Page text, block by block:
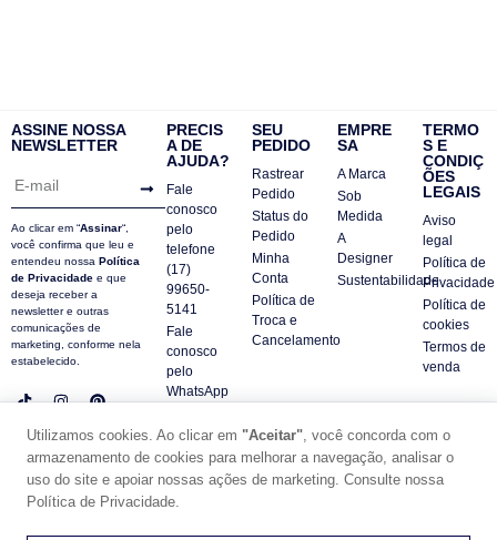
ASSINE NOSSA
NEWSLETTER
Ao clicar em “Assinar“,
você confirma que leu e
entendeu nossa Política
de Privacidade e que
deseja receber a
newsletter e outras
comunicações de
marketing, conforme nela
estabelecido.
PRECIS
A DE
AJUDA?
Fale
conosco
pelo
telefone
(17)
99650-
5141
Fale
conosco
pelo
WhatsApp
FAQ
SEU
PEDIDO
Rastrear
Pedido
Status do
Pedido
Minha
Conta
Política de
Troca e
Cancelamento
EMPRE
SA
A Marca
Sob
Medida
A
Designer
Sustentabilidade
TERMO
S E
CONDIÇ
ÕES
LEGAIS
Aviso
legal
Política de
Privacidade
Política de
cookies
Termos de
venda
© DUE PANNO - 2024 -
CNPJ18.684.752/0001-84
Utilizamos cookies. Ao clicar em "Aceitar", você concorda com o
armazenamento de cookies para melhorar a navegação, analisar o
uso do site e apoiar nossas ações de marketing. Consulte nossa
Política de Privacidade.